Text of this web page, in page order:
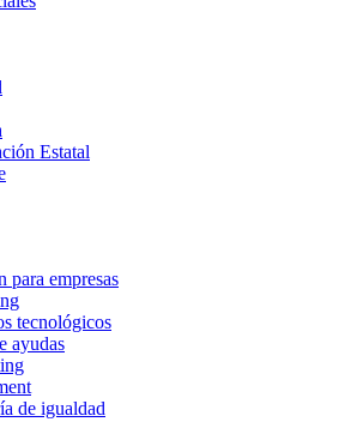
Estatal
para empresas
tecnológicos
ayudas
de igualdad